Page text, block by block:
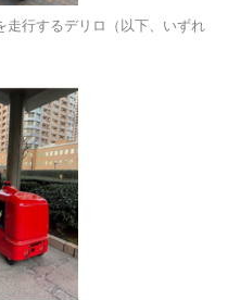
走行するデリロ（以下、いずれ